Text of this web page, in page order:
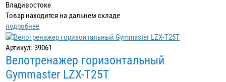
Владивостоке
Товар находится на дальнем складе
подробнее
Артикул: 39061
Велотренажер горизонтальный
Gymmaster LZX-T25T